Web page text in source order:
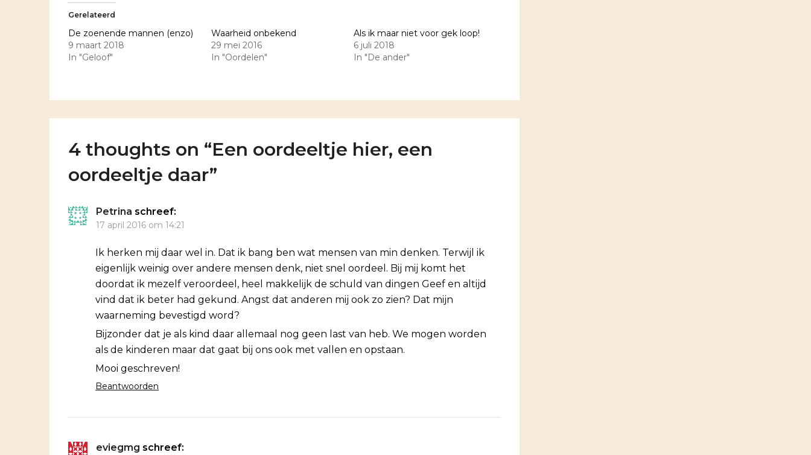
Gerelateerd
De zoenende mannen (enzo)
9 maart 2018
In "Geloof"
Waarheid onbekend
29 mei 2016
In "Oordelen"
Als ik maar niet voor gek loop!
6 juli 2018
In "De ander"
4 thoughts on “Een oordeeltje hier, een
oordeeltje daar”
Petrina schreef:
17 april 2016 om 14:21
Ik herken mij daar wel in. Dat ik bang ben wat mensen van min denken. Terwijl ik
eigenlijk weinig over andere mensen denk, niet snel oordeel. Bij mij komt het
doordat ik mezelf veroordeel, heel makkelijk de schuld van dingen Geef en altijd
vind dat ik beter had gekund. Angst dat anderen mij ook zo zien? Dat mijn
waarneming bevestigd word?
Bijzonder dat je als kind daar allemaal nog geen last van heb. We mogen worden
als de kinderen maar dat gaat bij ons ook met vallen en opstaan.
Mooi geschreven!
Beantwoorden
eviegmg schreef: